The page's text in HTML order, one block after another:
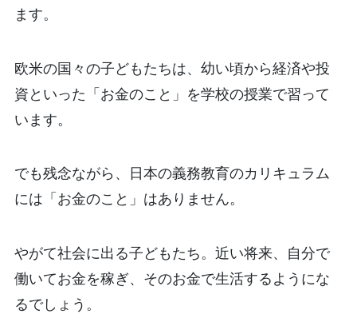
ます。
欧米の国々の子どもたちは、幼い頃から経済や投
資といった「お金のこと」を学校の授業で習って
います。
でも残念ながら、日本の義務教育のカリキュラム
には「お金のこと」はありません。
やがて社会に出る子どもたち。近い将来、自分で
働いてお金を稼ぎ、そのお金で生活するようにな
るでしょう。